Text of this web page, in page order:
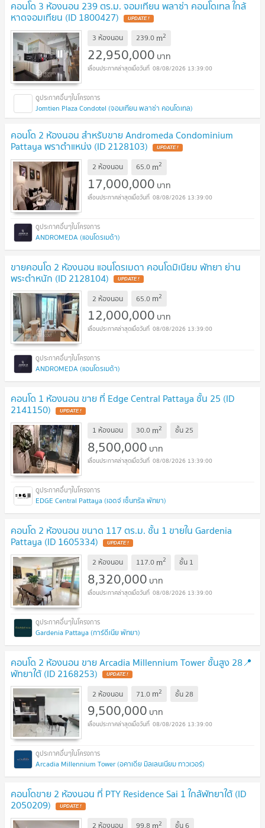
คอนโด 3 ห้องนอน 239 ตร.ม. จอมเทียน พลาซ่า คอนโดเทล ใกล้
หาดจอมเทียน (ID 1800427) UPDATE !
3 ห้องนอน 239.0 m2
22,950,000 บาท
08/08/2026 13:39:00
Jomtien Plaza Condotel (จอมเทียน พลาซ่า คอนโดเทล)
คอนโด 2 ห้องนอน สำหรับขาย Andromeda Condominium
Pattaya พราตำแหน่ง (ID 2128103) UPDATE !
2 ห้องนอน 65.0 m2
17,000,000 บาท
08/08/2026 13:39:00
ANDROMEDA (แอนโดรเมด้า)
ขายคอนโด 2 ห้องนอน แอนโดรเมดา คอนโดมิเนียม พัทยา ย่าน
พระตำหนัก (ID 2128104) UPDATE !
2 ห้องนอน 65.0 m2
12,000,000 บาท
08/08/2026 13:39:00
ANDROMEDA (แอนโดรเมด้า)
คอนโด 1 ห้องนอน ขาย ที่ Edge Central Pattaya ชั้น 25 (ID
2141150) UPDATE !
1 ห้องนอน 30.0 m2 ชั้น25
8,500,000 บาท
08/08/2026 13:39:00
EDGE Central Pattaya (เอดจ์ เซ็นทรัล พัทยา)
คอนโด 2 ห้องนอน ขนาด 117 ตร.ม. ชั้น 1 ขายใน Gardenia
Pattaya (ID 1605334) UPDATE !
2 ห้องนอน 117.0 m2 ชั้น 1
8,320,000 บาท
08/08/2026 13:39:00
Gardenia Pattaya (การ์ดีเนีย พัทยา)
คอนโด 2 ห้องนอน ขาย Arcadia Millennium Tower ชั้นสูง 28📍
พัทยาใต้ (ID 2168253) UPDATE !
2 ห้องนอน 71.0 m2 ชั้น28
9,500,000 บาท
08/08/2026 13:39:00
Arcadia Millennium Tower (อคาเดีย มิลเลนเนียม ทาวเวอร์)
คอนโดขาย 2 ห้องนอน ที่ PTY Residence Sai 1 ใกล้พัทยาใต้ (ID
2050209) UPDATE !
2 ห้องนอน 99.8 2 ชั้น6